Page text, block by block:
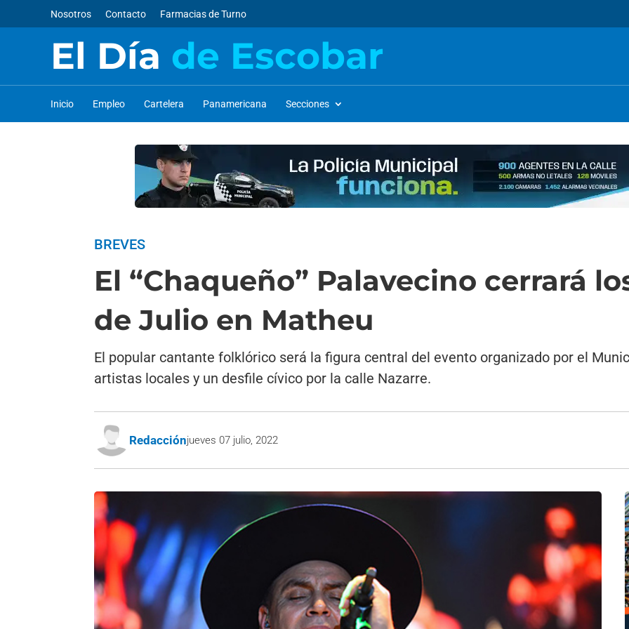
Nosotros Contacto Farmacias de Turno
El Día de Escobar
Inicio Empleo Cartelera Panamericana Secciones
BREVES
El “Chaqueño” Palavecino cerrará
de Julio en Matheu
El popular cantante folklórico será la figura central del evento organizado por el
artistas locales y un desfile cívico por la calle Nazarre.
Redacciónjueves 07 julio, 2022